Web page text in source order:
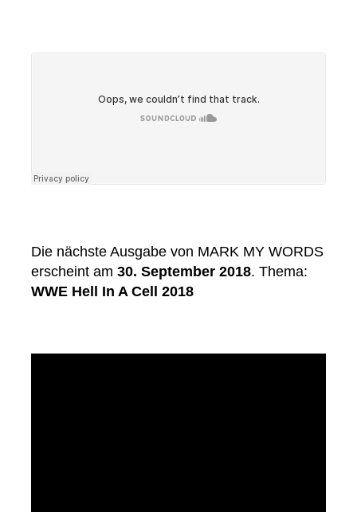
Die nächste Ausgabe von MARK MY WORDS
erscheint am 30. September 2018. Thema:
WWE Hell In A Cell 2018